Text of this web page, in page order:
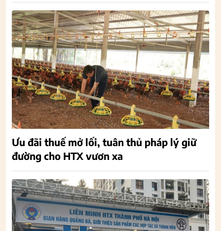
Ưu đãi thuế mở lối, tuân thủ pháp lý giữ
đường cho HTX vươn xa